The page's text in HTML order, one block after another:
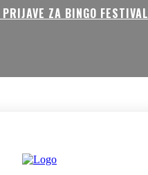
PRIJAVE ZA BINGO